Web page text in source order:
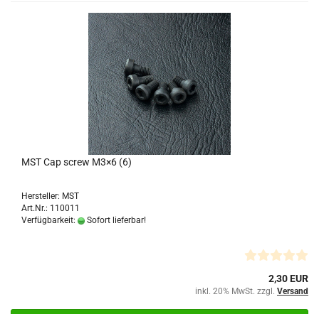
MST Cap screw M3×6 (6)
Hersteller: MST
Art.Nr.: 110011
Verfügbarkeit:
Sofort lieferbar!
2,30 EUR
inkl. 20% MwSt. zzgl. Versand